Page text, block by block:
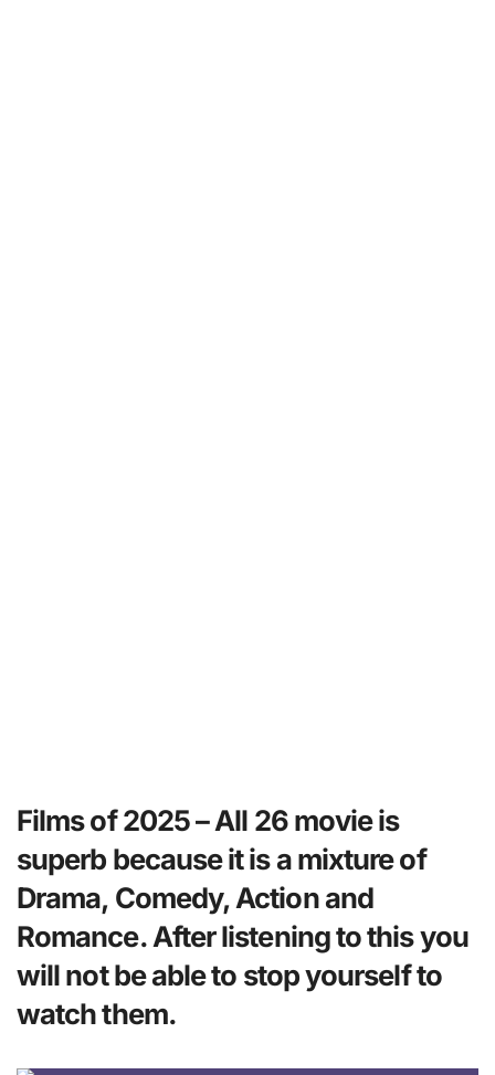
Films of 2025 –All 26 movie is
superb because it is a mixture of
Drama, Comedy, Action and
Romance. After listening to this you
will not be able to stop yourself to
watch them.